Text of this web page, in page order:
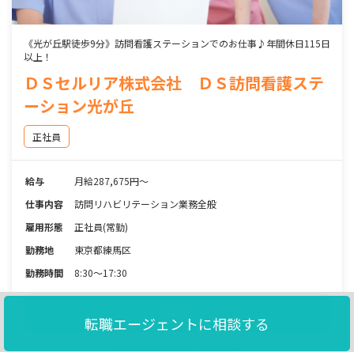
《光が丘駅徒歩9分》訪問看護ステーションでのお仕事♪年間休日115日
以上！
ＤＳセルリア株式会社 ＤＳ訪問看護ステ
ーション光が丘
正社員
給与
月給287,675円～
仕事内容
訪問リハビリテーション業務全般
雇用形態
正社員(常勤)
勤務地
東京都練馬区
勤務時間
8:30～17:30
転職エージェントに相談する